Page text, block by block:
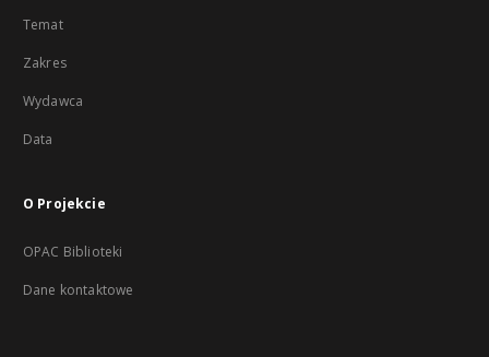
Temat
Zakres
Wydawca
Data
O Projekcie
OPAC Biblioteki
Dane kontaktowe